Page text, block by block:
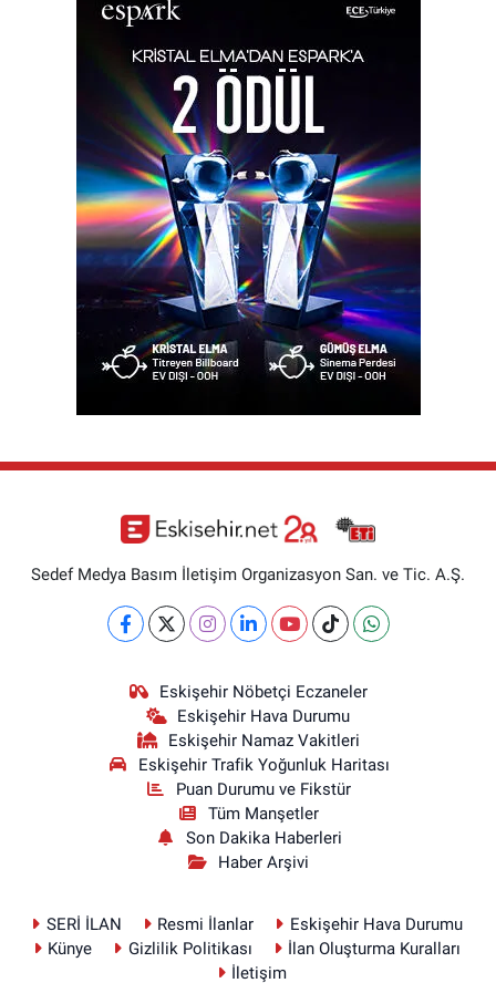
Sedef Medya Basım İletişim Organizasyon San. ve Tic. A.Ş.
Eskişehir Nöbetçi Eczaneler
Eskişehir Hava Durumu
Eskişehir Namaz Vakitleri
Eskişehir Trafik Yoğunluk Haritası
Puan Durumu ve Fikstür
Tüm Manşetler
Son Dakika Haberleri
Haber Arşivi
SERİ İLAN Resmi İlanlar
Eskişehir Hava Durumu
Künye
Gizlilik Politikası
İlan Oluşturma Kuralları
İletişim